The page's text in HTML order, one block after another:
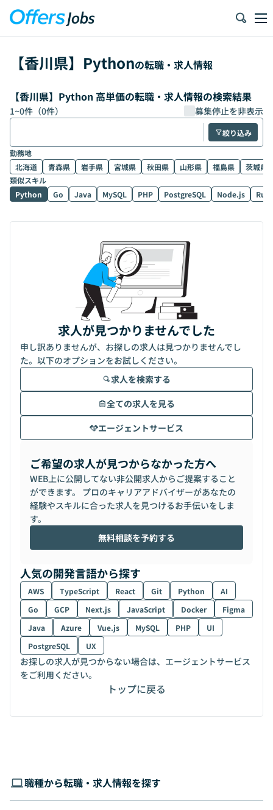
【香川県】 Pythonの転職・求人情報
【香川県】Python 高単価の転職・求人情報の検索結果
1~0件（0件） 募集停止を非表示
絞り込み
勤務地
北海道
青森県 岩手県 宮城県 秋田県 山形県 福島県
茨城県
類似スキル
Python
Go Java MySQL PHP PostgreSQL Node.js
求人が見つかりませんでした
申し訳ありませんが、お探しの求人は見つかりませんでし
た。以下のオプションをお試しください。
求人を検索する
全ての求人を見る
エージェントサービス
ご希望の求人が見つからなかった方へ
WEB上に公開してない非公開求人からご提案すること
ができます。 プロのキャリアアドバイザーがあなたの
経験やスキルに合った求人を見つけるお手伝いをしま
す。
無料相談を予約する
人気の開発言語から探す
AWS TypeScript React Git Python
AI
Go
GCP Next.js JavaScript Docker
Figma
Java
Azure Vue.js MySQL PHP
UI
PostgreSQL
UX
お探しの求人が見つからない場合は、エージェントサービス
をご利用ください。
トップに戻る
職種から転職・求人情報を探す